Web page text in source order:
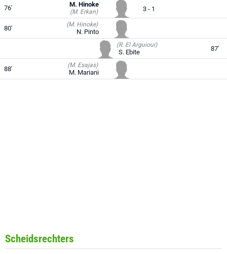
76' (M. Erkan)
M. Hinoke
3 - 1
80' (M. Hinoke)
N. Pinto
(R. El Arguioui)
S. Ebite 87'
88' (M. Esajas)
M. Mariani
Scheidsrechters